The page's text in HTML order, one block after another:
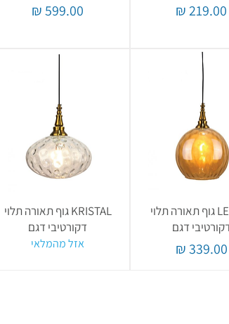
מחיר מחיר
LEMON גוף תאורה תלוי
דגם
מחיר
KRISTAL גוף תאורה תלוי
דקורטיבי דגם
אזל מהמלאי